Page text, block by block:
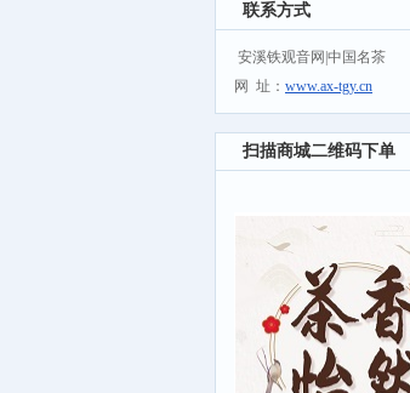
联系方式
安溪铁观音网|中国名茶
网 址： www.ax-tgy.cn
扫描商城二维码下单